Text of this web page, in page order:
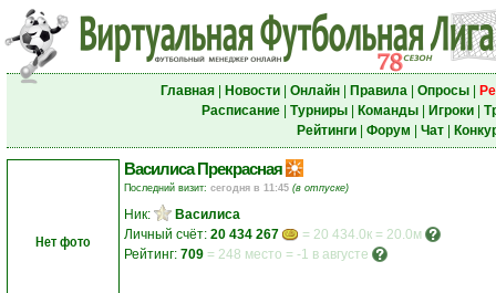
Главная| Новости| Онлайн| Правила| Опросы|
Расписание| Турниры| Команды| Игроки|
Рейтинги| Форум Чат|
Нет фото
Василиса Прекрасная
Последний визит: сегодня в 11:45 (в отпуске)
Ник:
Василиса
Личный счёт: 20 434 267
= 20 434.0к = 20.0м
Рейтинг: 709 = 248 место = -1 в августе